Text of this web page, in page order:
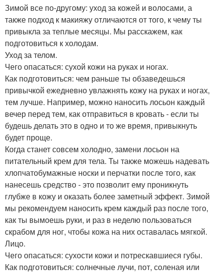
Зимой все по-другому: уход за кожей и волосами, а
также подход к макияжу отличаются от того, к чему ты
привыкла за теплые месяцы. Мы расскажем, как
подготовиться к холодам.
Уход за телом.
Чего опасаться: сухой кожи на руках и ногах.
Как подготовиться: чем раньше ты обзаведешься
привычкой ежедневно увлажнять кожу на руках и ногах,
тем лучше. Например, можно наносить лосьон каждый
вечер перед тем, как отправиться в кровать - если ты
будешь делать это в одно и то же время, привыкнуть
будет проще.
Когда станет совсем холодно, замени лосьон на
питательный крем для тела. Ты также можешь надевать
хлопчатобумажные носки и перчатки после того, как
нанесешь средство - это позволит ему проникнуть
глубже в кожу и оказать более заметный эффект. Зимой
мы рекомендуем наносить крем каждый раз после того,
как ты вымоешь руки, и раз в неделю пользоваться
скрабом для ног, чтобы кожа на них оставалась мягкой.
Лицо.
Чего опасаться: сухости кожи и потрескавшиеся губы.
Как подготовиться: солнечные лучи, пот, соленая или